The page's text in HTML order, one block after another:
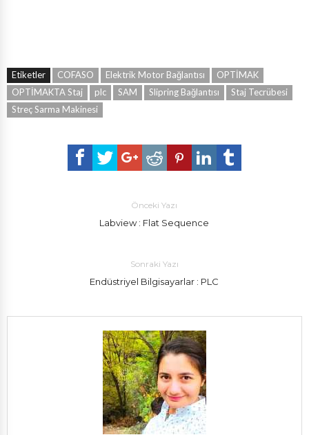
Etiketler COFASO Elektrik Motor Bağlantısı
OPTİMAK
OPTİMAKTA Staj
plc SAM Slipring Bağlantısı
Staj Tecrübesi
Streç Sarma Makinesi
Önceki Yazı
Labview : Flat Sequence
Sonraki Yazı
Endüstriyel Bilgisayarlar : PLC